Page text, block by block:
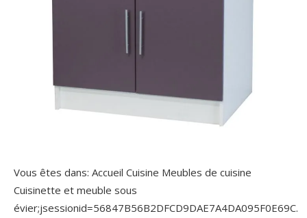
Vous êtes dans: Accueil Cuisine Meubles de cuisine
Cuisinette et meuble sous
évier;jsessionid=56847B56B2DFCD9DAE7A4DA095F0E69C.